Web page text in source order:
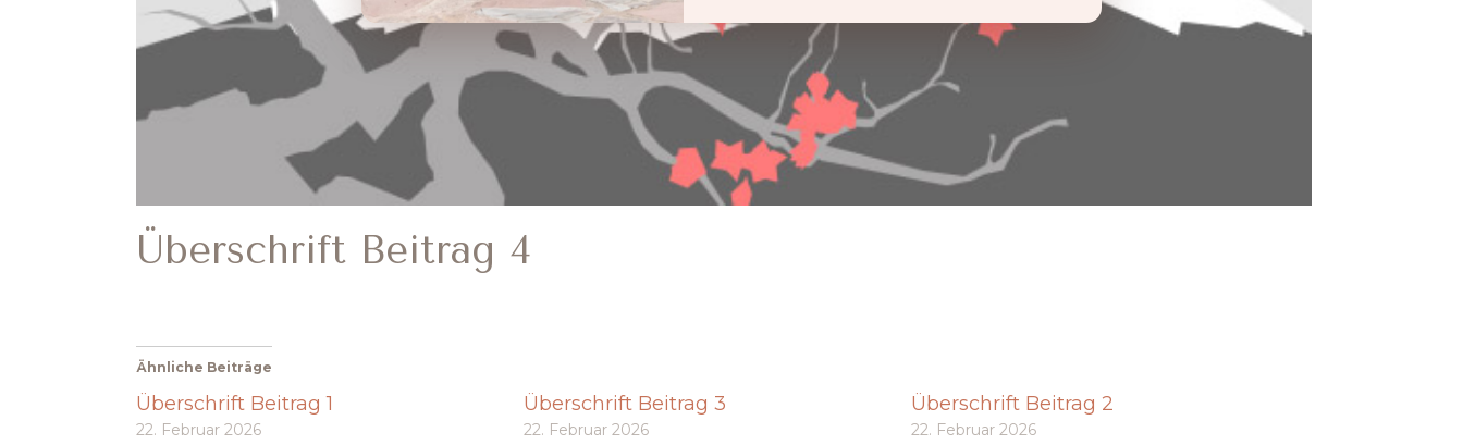
Überschrift Beitrag 4
Ähnliche Beiträge
Überschrift Beitrag 1
22. Februar 2026
Überschrift Beitrag 3
22. Februar 2026
Überschrift Beitrag 2
22. Februar 2026